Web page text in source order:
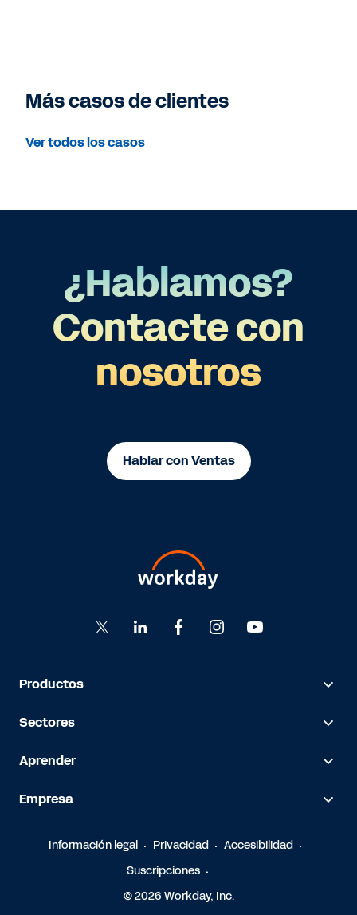
Más casos de clientes
Ver todos los casos
¿Hablamos?
Contacte con
nosotros
Hablar con Ventas
Productos
Sectores
Aprender
Empresa
Información legal Privacidad
Accesibilidad
Suscripciones
© 2026 Workday, Inc.